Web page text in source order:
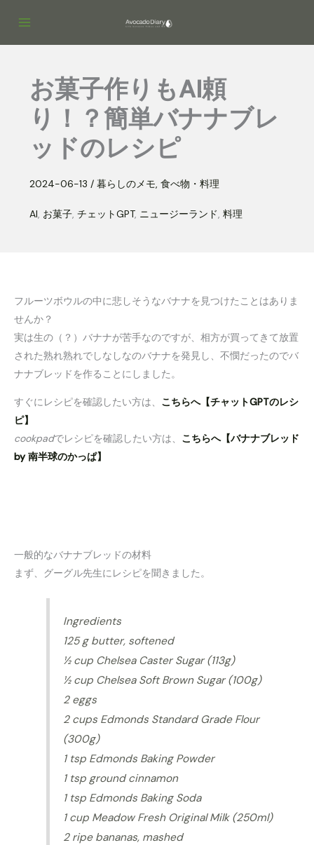
を
お菓子作りもAI頼
り！？簡単バナナブレ
ッドのレシピ
2024-06-13 / 暮らしのメモ, 食べ物・料理
AI, お菓子, チェットGPT, ニュージーランド, 料理
フルーツボウルの中に悲しそうなバナナを見つけたことはありま
せんか？
実は生の（？）バナナが苦手なのですが、相方が買ってきて放置
された熟れ熟れでしなしなのバナナを発見し、不憫だったのでバ
ナナブレッドを作ることにしました。
すぐにレシピを確認したい方は、 こちらへ【チャットGPTのレシ
ピ】
cookpadでレシピを確認したい方は、 こちらへ【バナナブレッド
by 南半球のかっぱ】
一般的なバナナブレッドの材料
まず、グーグル先生にレシピを聞きました。
Ingredients
125 g butter, softened
½ cup Chelsea Caster Sugar (113g)
½ cup Chelsea Soft Brown Sugar (100g)
2 eggs
2 cups Edmonds Standard Grade Flour
(300g)
1 tsp Edmonds Baking Powder
1 tsp ground cinnamon
1 tsp Edmonds Baking Soda
1 cup Meadow Fresh Original Milk (250ml)
2 ripe bananas, mashed